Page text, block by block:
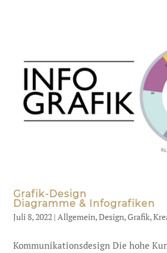
Grafik-Design
Diagramme & Infografiken
Juli 8, 2022 |Allgemein,Design,Grafik,
Kommunikationsdesign Die hohe